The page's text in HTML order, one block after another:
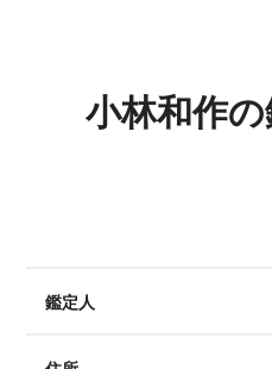
小林和作
鑑定人